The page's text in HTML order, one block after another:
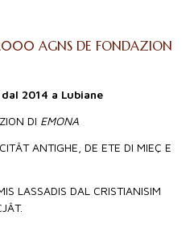
AGNS DE FONDAZION
2014 a Lubiane
DI EMONA
ANTIGHE, DE ETE DI MIEÇ E
LASSADIS DAL CRISTIANISIM